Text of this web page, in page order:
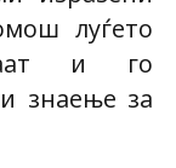
луѓето
и го
знаење за